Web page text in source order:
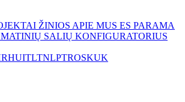
ŽINIOS APIE MUS ES PARAMA
SALIŲ KONFIGURATORIUS
HUITLTNLPTROSKUK